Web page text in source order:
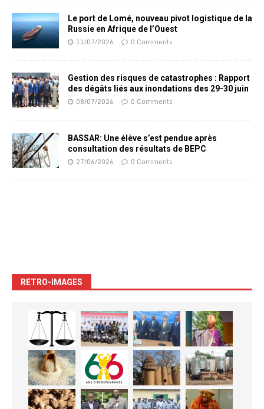
Le port de Lomé, nouveau pivot logistique de la
Russie en Afrique de l’Ouest
11/07/2026 0 Comments
Gestion des risques de catastrophes : Rapport
des dégâts liés aux inondations des 29-30 juin
08/07/2026 0 Comments
BASSAR: Une élève s’est pendue après
consultation des résultats de BEPC
27/06/2026 0 Comments
RETRO-IMAGES